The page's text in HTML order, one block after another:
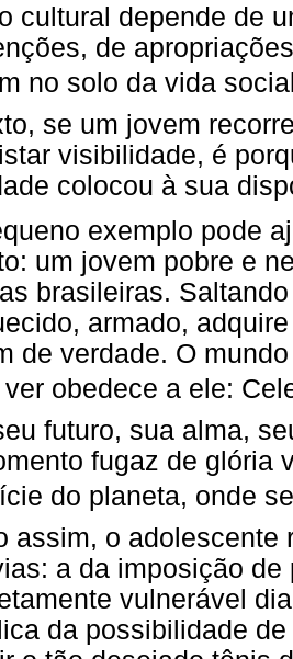
cultural depende de
de
no solo da vida
se um jovem
visibilidade, é
colocou à sua
exemplo pode
um jovem pobre e
brasileiras.
armado,
de verdade. O
obedece a ele:
futuro, sua alma,
fugaz de glória
do planeta, onde
assim, o adolescente
a da imposição de
vulnerável
da possibilidade